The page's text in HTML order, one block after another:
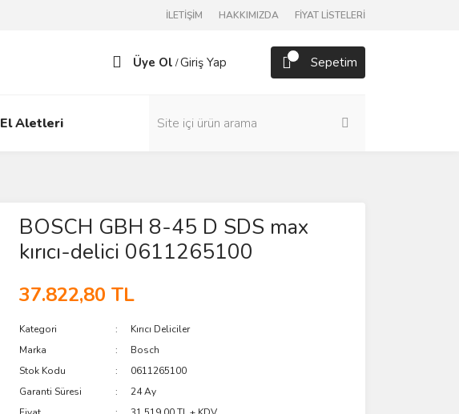
İLETİŞİM HAKKIMIZDA FİYAT LİSTELERİ
Üye Ol /Giriş Yap Sepetim
El Aletleri
BOSCH GBH 8-45 D SDS max
kırıcı-delici 0611265100
37.822,80 TL
Kategori
Kırıcı Deliciler
Marka
Bosch
Stok Kodu
0611265100
Garanti Süresi
24 Ay